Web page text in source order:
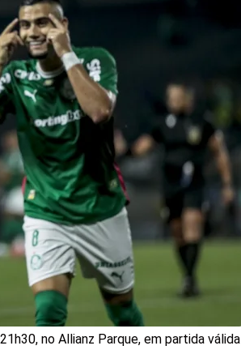
no Allianz Parque, em partida válida